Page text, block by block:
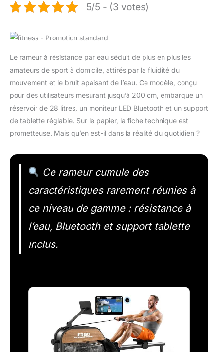
5/5 - (3 votes)
Le rameur à résistance par eau séduit de plus en plus les
amateurs de sport à domicile, attirés par la fluidité du
mouvement et le bruit apaisant de l’eau. Ce modèle, conçu
pour des utilisateurs mesurant jusqu’à 200 cm, embarque un
réservoir de 28 litres, un moniteur LED Bluetooth et un support
de tablette réglable. Sur le papier, la fiche technique est
prometteuse. Mais qu’en est-il dans la réalité du quotidien ?
Ce rameur cumule des
caractéristiques rarement réunies à
ce niveau de gamme : résistance à
l’eau, Bluetooth et support tablette
inclus.